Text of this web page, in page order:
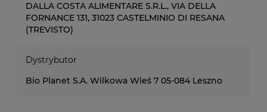
DALLA COSTA ALIMENTARE S.R.L., VIA DELLA
FORNANCE 131, 31023 CASTELMINIO DI RESANA
(TREVISTO)
Dystrybutor
Bio Planet S.A. Wilkowa Wieś 7 05-084 Leszno